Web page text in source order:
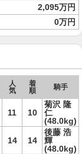
2,095万円
0万円
人
気
着
順
騎手
11 10
菊沢 隆
仁
(48.0kg)
14 14
後藤 浩
輝
(48.0kg)